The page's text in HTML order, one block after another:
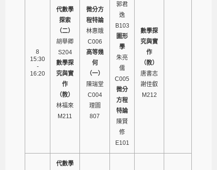
8
15:30
-
16:20
代數學
探索
（二）
胡舉卿
S204
數學探
究與實
作
（教）
林福來
M211
微分方
程特論
林惠娥
C006
高等幾
何
（一）
陳瑞堂
C004
理圖
807
郭君
逸
B103
圖形
學
朱亮
儒
C005
微分
方程
特論
陳賢
修
E101
數學探
究與實
作
（教）
唐書志
謝佳叡
M212
代數學